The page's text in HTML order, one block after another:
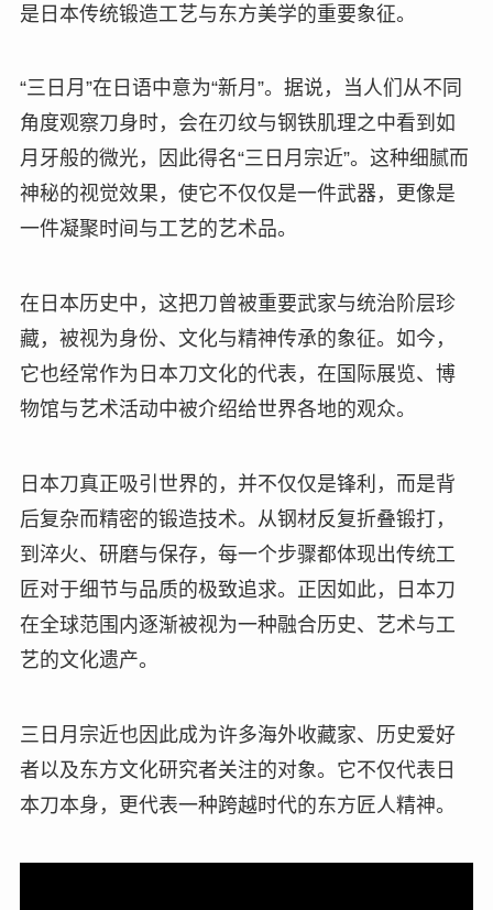
是日本传统锻造工艺与东方美学的重要象征。
“三日月”在日语中意为“新月”。据说，当人们从不同
角度观察刀身时，会在刃纹与钢铁肌理之中看到如
月牙般的微光，因此得名“三日月宗近”。这种细腻而
神秘的视觉效果，使它不仅仅是一件武器，更像是
一件凝聚时间与工艺的艺术品。
在日本历史中，这把刀曾被重要武家与统治阶层珍
藏，被视为身份、文化与精神传承的象征。如今，
它也经常作为日本刀文化的代表，在国际展览、博
物馆与艺术活动中被介绍给世界各地的观众。
日本刀真正吸引世界的，并不仅仅是锋利，而是背
后复杂而精密的锻造技术。从钢材反复折叠锻打，
到淬火、研磨与保存，每一个步骤都体现出传统工
匠对于细节与品质的极致追求。正因如此，日本刀
在全球范围内逐渐被视为一种融合历史、艺术与工
艺的文化遗产。
三日月宗近也因此成为许多海外收藏家、历史爱好
者以及东方文化研究者关注的对象。它不仅代表日
本刀本身，更代表一种跨越时代的东方匠人精神。